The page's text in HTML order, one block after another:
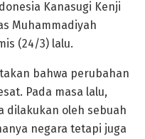
Kanasugi Kenji
Muhammadiyah
(24/3) lalu.
bahwa perubahan
Pada masa lalu,
dilakukan oleh sebuah
negara tetapi juga